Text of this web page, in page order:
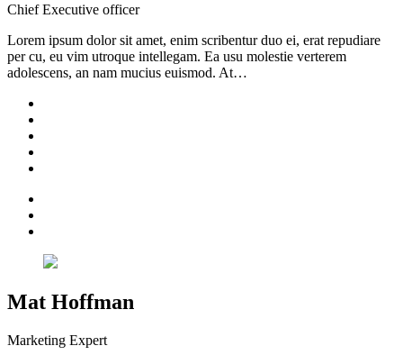
Chief Executive officer
Lorem ipsum dolor sit amet, enim scribentur duo ei, erat repudiare
per cu, eu vim utroque intellegam. Ea usu molestie verterem
adolescens, an nam mucius euismod. At…
Mat Hoffman
Marketing Expert